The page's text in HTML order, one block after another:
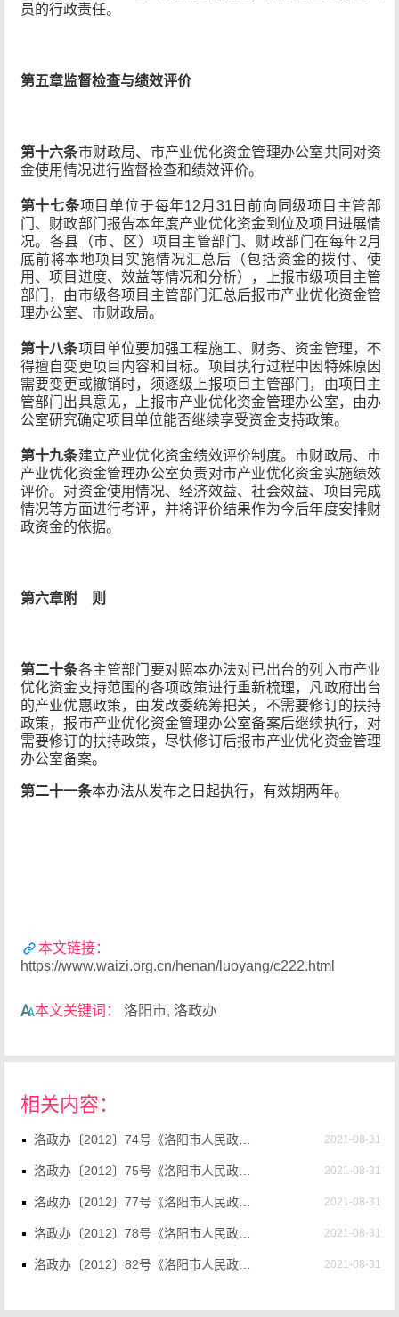
员的行政责任。
第五章监督检查与绩效评价
第十六条市财政局、市产业优化资金管理办公室共同对资
金使用情况进行监督检查和绩效评价。
第十七条项目单位于每年12月31日前向同级项目主管部
门、财政部门报告本年度产业优化资金到位及项目进展情
况。各县（市、区）项目主管部门、财政部门在每年2月
底前将本地项目实施情况汇总后（包括资金的拨付、使
用、项目进度、效益等情况和分析），上报市级项目主管
部门，由市级各项目主管部门汇总后报市产业优化资金管
理办公室、市财政局。
第十八条项目单位要加强工程施工、财务、资金管理，不
得擅自变更项目内容和目标。项目执行过程中因特殊原因
需要变更或撤销时，须逐级上报项目主管部门，由项目主
管部门出具意见，上报市产业优化资金管理办公室，由办
公室研究确定项目单位能否继续享受资金支持政策。
第十九条建立产业优化资金绩效评价制度。市财政局、市
产业优化资金管理办公室负责对市产业优化资金实施绩效
评价。对资金使用情况、经济效益、社会效益、项目完成
情况等方面进行考评，并将评价结果作为今后年度安排财
政资金的依据。
第六章附 则
第二十条各主管部门要对照本办法对已出台的列入市产业
优化资金支持范围的各项政策进行重新梳理，凡政府出台
的产业优惠政策，由发改委统筹把关，不需要修订的扶持
政策，报市产业优化资金管理办公室备案后继续执行，对
需要修订的扶持政策，尽快修订后报市产业优化资金管理
办公室备案。
第二十一条本办法从发布之日起执行，有效期两年。
本文链接：
https://www.waizi.org.cn/henan/luoyang/c222.html
本文关键词： 洛阳市, 洛政办
相关内容：
洛政办〔2012〕74号《洛阳市人民政府办公室关于印发全市公路改造养护集中提升活动实施方案的通知》 2021-08-31
洛政办〔2012〕75号《洛阳市人民政府办公室关于印发洛阳市2012年度地质灾害防治方案的通知》 2021-08-31
洛政办〔2012〕77号《洛阳市人民政府办公室关于印发洛阳市新型城镇化建设管理考核暂行办法的通知》 2021-08-31
洛政办〔2012〕78号《洛阳市人民政府办公室关于印发党的十八大消防安全保卫战工作方案的通知》 2021-08-31
洛政办〔2012〕82号《洛阳市人民政府办公室关于印发洛阳市实施食品安全四大放心工程工..》 2021-08-31